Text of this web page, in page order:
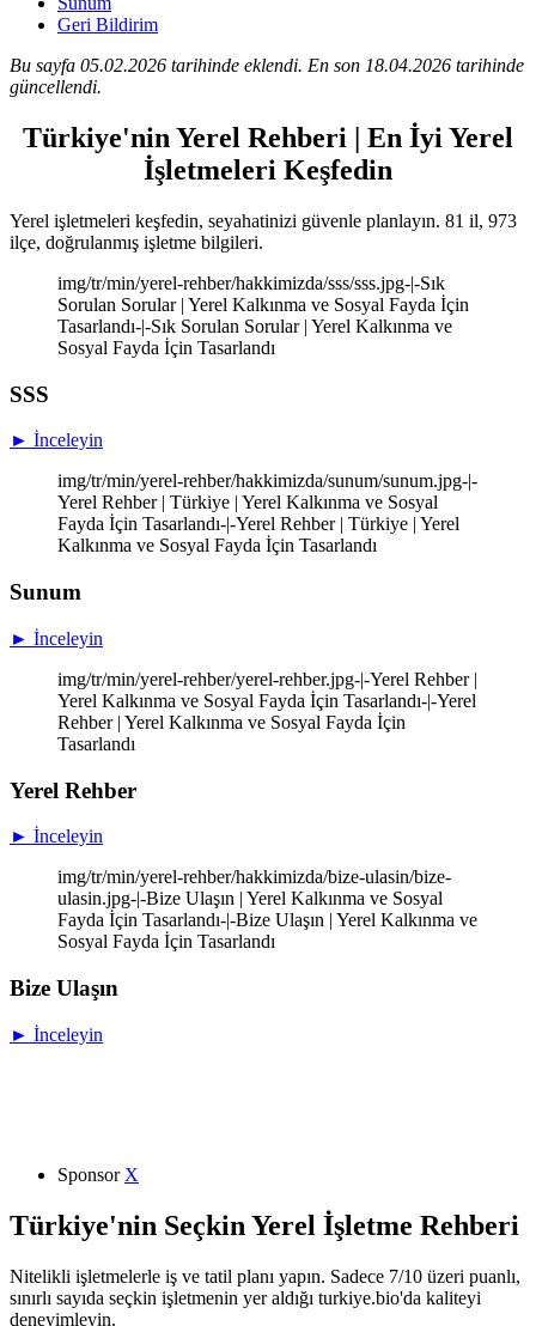
Geri Bildirim
Bu sayfa 05.02.2026 tarihinde eklendi. En son 18.04.2026 tarihinde
güncellendi.
Türkiye'nin Yerel Rehberi | En İyi Yerel
İşletmeleri Keşfedin
Yerel işletmeleri keşfedin, seyahatinizi güvenle planlayın. 81 il, 973
ilçe, doğrulanmış işletme bilgileri.
img/tr/min/yerel-rehber/hakkimizda/sss/sss.jpg-|-Sık
Sorulan Sorular | Yerel Kalkınma ve Sosyal Fayda İçin
Tasarlandı-|-Sık Sorulan Sorular | Yerel Kalkınma ve
Sosyal Fayda İçin Tasarlandı
SSS
► İnceleyin
img/tr/min/yerel-rehber/hakkimizda/sunum/sunum.jpg-|-
Yerel Rehber | Türkiye | Yerel Kalkınma ve Sosyal
Fayda İçin Tasarlandı-|-Yerel Rehber | Türkiye | Yerel
Kalkınma ve Sosyal Fayda İçin Tasarlandı
Sunum
► İnceleyin
img/tr/min/yerel-rehber/yerel-rehber.jpg-|-Yerel Rehber |
Yerel Kalkınma ve Sosyal Fayda İçin Tasarlandı-|-Yerel
Rehber | Yerel Kalkınma ve Sosyal Fayda İçin
Tasarlandı
Yerel Rehber
► İnceleyin
img/tr/min/yerel-rehber/hakkimizda/bize-ulasin/bize-
ulasin.jpg-|-Bize Ulaşın | Yerel Kalkınma ve Sosyal
Fayda İçin Tasarlandı-|-Bize Ulaşın | Yerel Kalkınma ve
Sosyal Fayda İçin Tasarlandı
Bize Ulaşın
► İnceleyin
Sponsor X
Türkiye'nin Seçkin Yerel İşletme Rehberi
Nitelikli işletmelerle iş ve tatil planı yapın. Sadece 7/10 üzeri puanlı,
sınırlı sayıda seçkin işletmenin yer aldığı turkiye.bio'da kaliteyi
deneyimleyin.